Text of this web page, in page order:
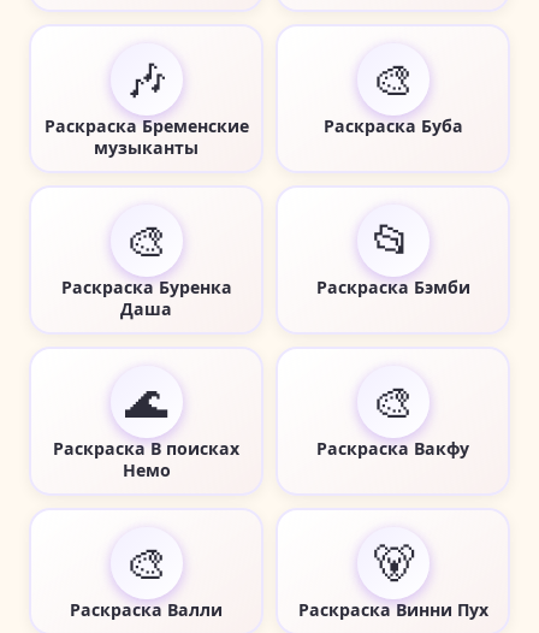
🎶
Раскраска Бременские
музыканты
🎨
Раскраска Буба
🎨
Раскраска Буренка
Даша
📂
Раскраска Бэмби
🌊
Раскраска В поисках
Немо
🎨
Раскраска Вакфу
🎨
Раскраска Валли
🐻
Раскраска Винни Пух